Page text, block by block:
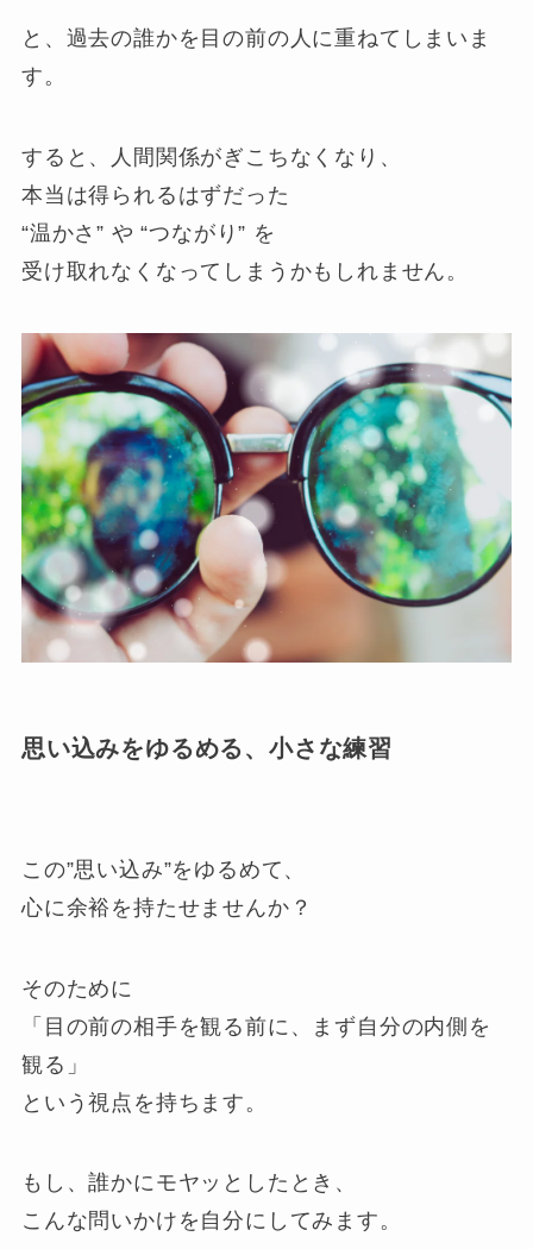
と、過去の誰かを目の前の人に重ねてしまいま
す。
すると、人間関係がぎこちなくなり、
本当は得られるはずだった
“温かさ” や “つながり” を
受け取れなくなってしまうかもしれません。
思い込みをゆるめる、小さな練習
この”思い込み”をゆるめて、
心に余裕を持たせませんか？
そのために
「目の前の相手を観る前に、まず自分の内側を
観る」
という視点を持ちます。
もし、誰かにモヤッとしたとき、
こんな問いかけを自分にしてみます。